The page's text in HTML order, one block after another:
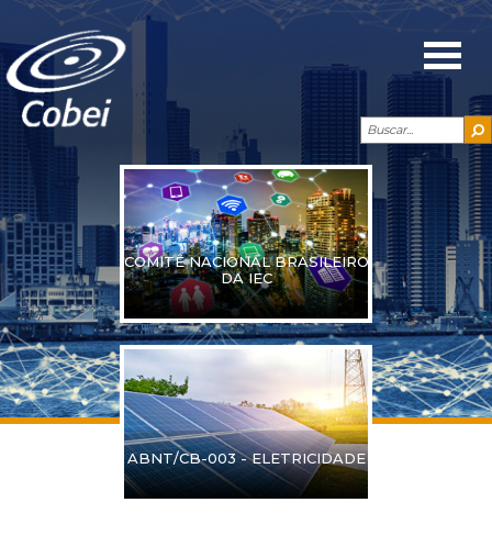
COMITÊ NACIONAL BRASILEIRO
DA IEC
ABNT/CB-003 - ELETRICIDADE